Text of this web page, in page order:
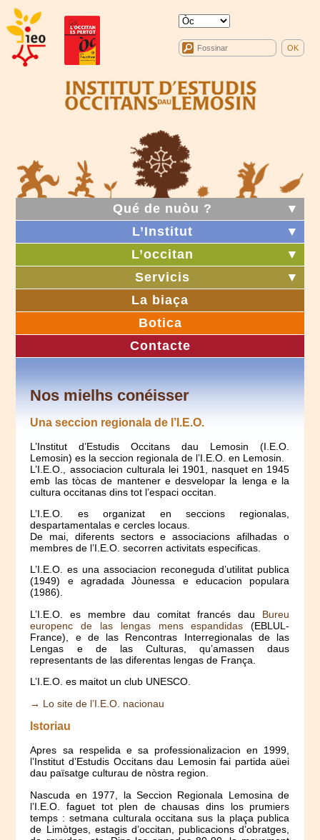
Qué de nuòu ?
▼
L’Institut
▼
L’occitan
▼
Servicis
▼
La biaça
Botica
Contacte
Nos mielhs conéisser
Una seccion regionala de l’I.E.O.
L’Institut d’Estudis Occitans dau Lemosin (I.E.O.
Lemosin) es la seccion regionala de l’I.E.O. en Lemosin.
L’I.E.O., associacion culturala lei 1901, nasquet en 1945
emb las tòcas de mantener e desvelopar la lenga e la
cultura occitanas dins tot l’espaci occitan.
L’I.E.O. es organizat en seccions regionalas,
despartamentalas e cercles locaus.
De mai, diferents sectors e associacions afilhadas o
membres de l’I.E.O. secorren activitats especificas.
L’I.E.O. es una associacion reconeguda d’utilitat publica
(1949) e agradada Jòunessa e educacion populara
(1986).
L’I.E.O. es membre dau comitat francés dau Bureu
europenc de las lengas mens espandidas (EBLUL-
France), e de las Rencontras Interregionalas de las
Lengas e de las Culturas, qu’amassen daus
representants de las diferentas lengas de França.
L’I.E.O. es maitot un club UNESCO.
→ Lo site de l’I.E.O. nacionau
Istoriau
Apres sa respelida e sa professionalizacion en 1999,
l’Institut d’Estudis Occitans dau Lemosin fai partida aüei
dau païsatge culturau de nòstra region.
Nascuda en 1977, la Seccion Regionala Lemosina de
l’I.E.O. faguet tot plen de chausas dins los prumiers
temps : setmana culturala occitana sus la plaça publica
de Limòtges, estagis d’occitan, publicacions d’obratges,